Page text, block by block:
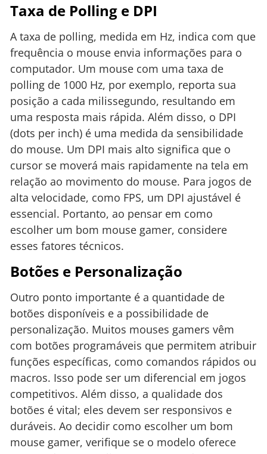
Taxa de Polling e DPI
A taxa de polling, medida em Hz, indica com que
frequência o mouse envia informações para o
computador. Um mouse com uma taxa de
polling de 1000 Hz, por exemplo, reporta sua
posição a cada milissegundo, resultando em
uma resposta mais rápida. Além disso, o DPI
(dots per inch) é uma medida da sensibilidade
do mouse. Um DPI mais alto significa que o
cursor se moverá mais rapidamente na tela em
relação ao movimento do mouse. Para jogos de
alta velocidade, como FPS, um DPI ajustável é
essencial. Portanto, ao pensar em como
escolher um bom mouse gamer, considere
esses fatores técnicos.
Botões e Personalização
Outro ponto importante é a quantidade de
botões disponíveis e a possibilidade de
personalização. Muitos mouses gamers vêm
com botões programáveis que permitem atribuir
funções específicas, como comandos rápidos ou
macros. Isso pode ser um diferencial em jogos
competitivos. Além disso, a qualidade dos
botões é vital; eles devem ser responsivos e
duráveis. Ao decidir como escolher um bom
mouse gamer, verifique se o modelo oferece